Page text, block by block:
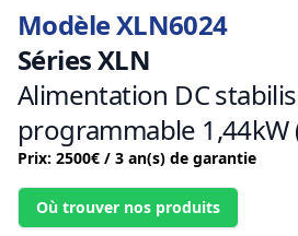
Modèle XLN6024
Séries XLN
Alimentation DC
programmable 1,44kW
Prix: 2500€ / 3 an(s) de garantie
Où trouver nos produits